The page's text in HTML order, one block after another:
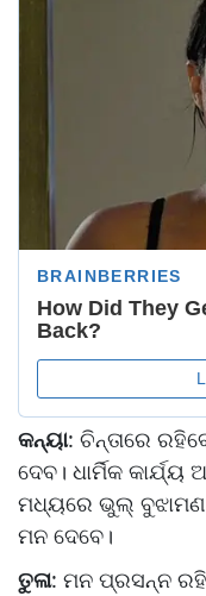
କନ୍ୟା: ଚିନ୍ତାରେ
ଦେବ। ଧାର୍ମିକ
ମଧ୍ୟରେ ଭୁଲ୍‌ ବୁଝାମଣା
ମନ ଦେବେ।
ତୁଳା: ମନ ପ୍ରସନ୍ନ